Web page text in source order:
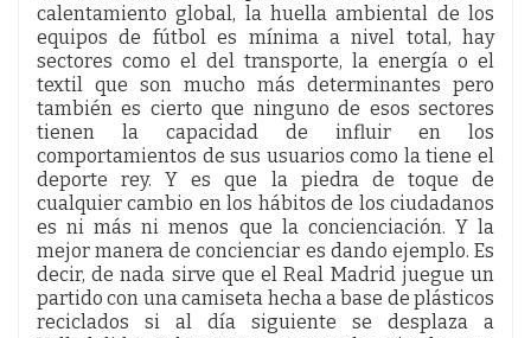
calentamiento global, la huella ambiental de los
equipos de fútbol es mínima a nivel total, hay
sectores como el del transporte, la energía o el
textil que son mucho más determinantes pero
también es cierto que ninguno de esos sectores
tienen la capacidad de influir en los
comportamientos de sus usuarios como la tiene el
deporte rey. Y es que la piedra de toque de
cualquier cambio en los hábitos de los ciudadanos
es ni más ni menos que la concienciación. Y la
mejor manera de concienciar es dando ejemplo. Es
decir, de nada sirve que el Real Madrid juegue un
partido con una camiseta hecha a base de plásticos
reciclados si al día siguiente se desplaza a